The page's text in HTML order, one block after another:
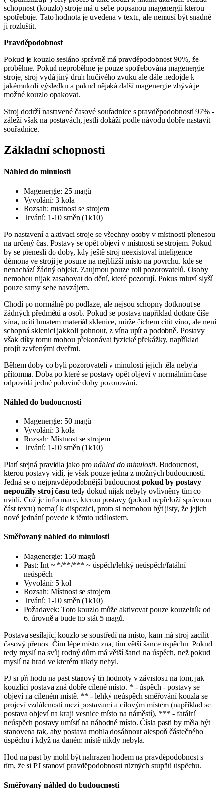
schopnost (kouzlo) stroje má u sebe popsanou magenergii kterou
spotřebuje. Tato hodnota je uvedena v textu, ale nemusí být snadné
ji rozluštit.
Pravděpodobnost
Pokud je kouzlo sesláno správně má pravděpodobnost 90%, že
proběhne. Pokud neproběhne je pouze spotřebována magenergie
stroje, stroj vydá jiný druh hučivého zvuku ale dále nedojde k
jakémukoli výsledku a pokud nějaká další magenergie zbývá je
možné kouzlo opakovat.
Stroj dodrží nastavené časové souřadnice s pravděpodobností 97% -
záleží však na postavách, jestli dokáží podle návodu dobře nastavit
souřadnice.
Základní schopnosti
Náhled do minulosti
Magenergie: 25 magů
Vyvolání: 3 kola
Rozsah: místnost se strojem
Trvání: 1-10 směn (1k10)
Po nastavení a aktivaci stroje se všechny osoby v místnosti přenesou
na určený čas. Postavy se opět objeví v místnosti se strojem. Pokud
by se přenesli do doby, kdy ještě stroj neexistoval inteligence
démona ve stroji je posune na nejbližší místo na povrchu, kde se
nenachází žádný objekt. Zaujmou pouze roli pozorovatelů. Osoby
nemohou nijak zasahovat do dění, které pozorují. Pokus mluví slyší
pouze samy sebe navzájem.
Chodí po normálně po podlaze, ale nejsou schopny dotknout se
žádných předmětů a osob. Pokud se postava například dotkne číše
vína, ucítí hmatem materiál sklenice, může čichem cítit víno, ale není
schopná sklenici jakkoli pohnout, z vína upít a podobně. Postavy
však díky tomu mohou překonávat fyzické překážky, například
projít zavřenými dveřmi.
Během doby co byli pozorovateli v minulosti jejich těla nebyla
přítomna. Doba po které se postavy opět objeví v normálním čase
odpovídá jedné polovině doby pozorování.
Náhled do budoucnosti
Magenergie: 50 magů
Vyvolání: 3 kola
Rozsah: Místnost se strojem
Trvání: 1-10 směn (1k10)
Platí stejná pravidla jako pro náhled do minulosti. Budoucnost,
kterou postavy vidí, je však pouze jedna z možných budoucností.
Jedná se o nejpravděpodobnější budoucnost pokud by postavy
nepoužily stroj času tedy dokud nijak nebyly ovlivněny tím co
uvidí. Což je informace, kterou postavy (pokud nepřeloží správnou
část textu) nemají k dispozici, proto si nemohou být jisty, že jejich
nové jednání povede k těmto událostem.
Směřovaný náhled do minulosti
Magenergie: 150 magů
Past: Int ~ */**/*** ~ úspěch/lehký neúspěch/fatální
neúspěch
Vyvolání: 5 kol
Rozsah: Místnost se strojem
Trvání: 1-10 směn (1k10)
Požadavek: Toto kouzlo může aktivovat pouze kouzelník od
6. úrovně a bude ho stát 5 magů.
Postava sesílající kouzlo se soustředí na místo, kam má stroj zacílit
časový přenos. Čím lépe místo zná, tím větší šance úspěchu. Pokud
tedy myslí na svůj rodný dům má větší šanci na úspěch, než pokud
myslí na hrad ve kterém nikdy nebyl.
PJ si při hodu na past stanový tři hodnoty v závislosti na tom, jak
kouzlící postava zná dobře cílené místo. * - úspěch - postavy se
objeví na cíleném místě. ** - lehký neúspěch směřování kouzla se
projeví vzdáleností mezi postavami a cílovým místem (například se
postava objeví na kraji vesnice místo na náměstí), *** - fatální
neúspěch postavy umístí na náhodné místo. Čísla pasti by měla být
stanovena tak, aby postava mohla dosáhnout alespoň částečného
úspěchu i když na daném místě nikdy nebyla.
Hod na past by mohl být nahrazen hodem na pravděpodobnost s
tím, že si PJ stanoví pravděpodobnosti různých stupňů úspěchu.
Směřovaný náhled do budoucnosti